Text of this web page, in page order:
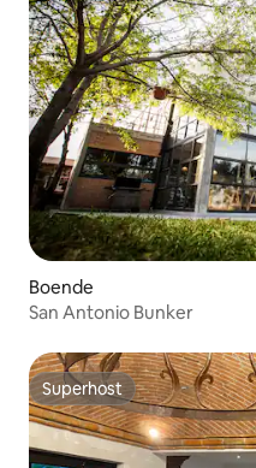
Boende
San Antonio Bunker
Superhost
Superhost